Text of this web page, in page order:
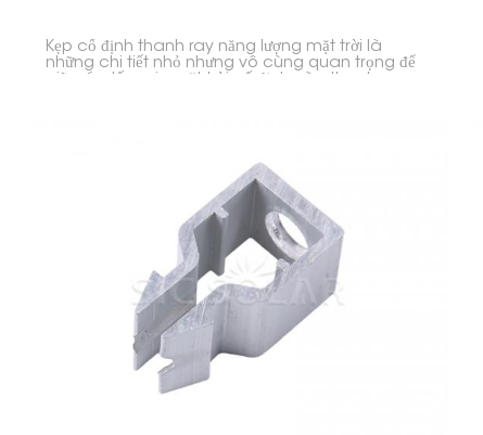
Kẹp cố định thanh ray năng lượng mặt trời là
những chi tiết nhỏ nhưng vô cùng quan trọng để